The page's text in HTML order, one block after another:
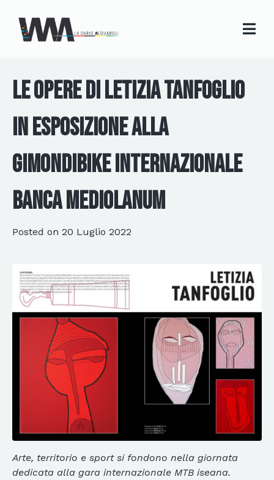
Le opere di Letizia Tanfoglio
in esposizione alla
GimondiBike Internazionale
Banca Mediolanum
Posted on 20 Luglio 2022
Arte, territorio e sport si fondono nella giornata
dedicata alla gara internazionale MTB iseana.